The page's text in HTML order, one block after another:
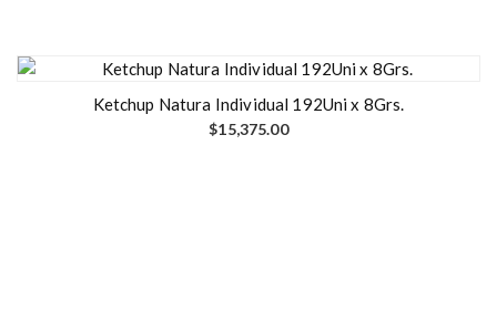
Ketchup Natura Individual 192Uni x 8Grs.
$15,375.00